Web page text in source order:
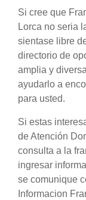
Si cree que
Lorca no seria
sientase libre
directorio de
amplia y
ayudarlo a
para usted.
Si estas
de Atención
consulta a la
ingresar
se comunique
Informacion